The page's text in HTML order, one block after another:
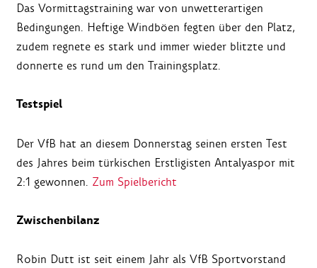
Das Vormittagstraining war von unwetterartigen
Bedingungen. Heftige Windböen fegten über den Platz,
zudem regnete es stark und immer wieder blitzte und
donnerte es rund um den Trainingsplatz.
Testspiel
Der VfB hat an diesem Donnerstag seinen ersten Test
des Jahres beim türkischen Erstligisten Antalyaspor mit
2:1 gewonnen. Zum Spielbericht
Zwischenbilanz
Robin Dutt ist seit einem Jahr als VfB Sportvorstand